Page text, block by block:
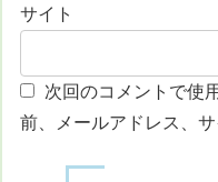
サイト
次回のコメントで使
前、メールアドレス、サ